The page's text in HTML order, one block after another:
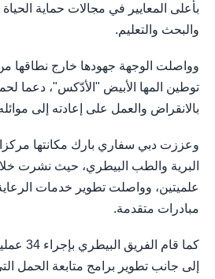
بأعلى المعايير في مجالات حماية الحياة
والبحث والتعليم.
وواصلت الوجهة جهودها خارج نطاقها
توطين المها الأبيض "الأدّكس"، دعما
بالانقراض والعمل على إعادته إلى
وعززت دبي سفاري بارك مكانتها مركزا
البرية والطب البيطري، حيث نشرت
علميتين، وواصلت تطوير خدمات
مبادرات متقدمة.
كما قام
إلى جانب تطوير برامج متابعة الحمل